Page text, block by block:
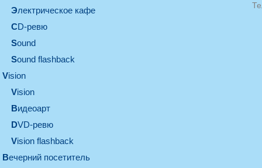
электрическое кафе
CD-ревю
sound
Sound flashback
vision
vision
видеоарт
DVD-ревю
Vision flashback
вечерний посетитель